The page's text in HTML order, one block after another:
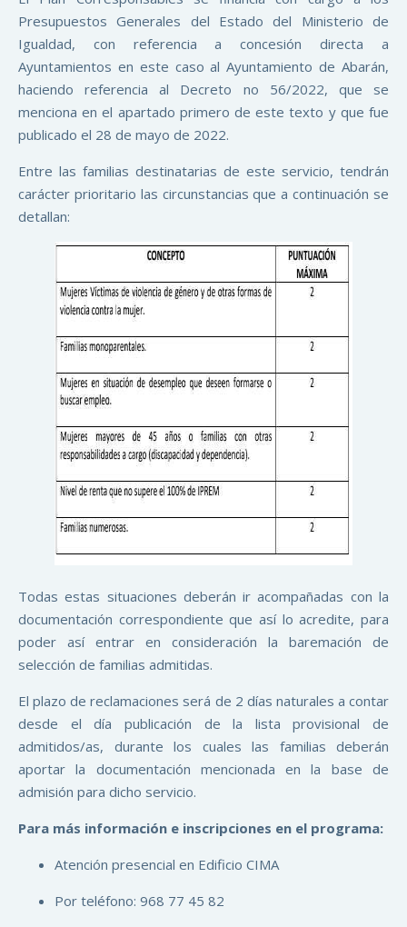
Presupuestos Generales del Estado del Ministerio de
Igualdad, con referencia a concesión directa a
Ayuntamientos en este caso al Ayuntamiento de Abarán,
haciendo referencia al Decreto no 56/2022, que se
menciona en el apartado primero de este texto y que fue
publicado el 28 de mayo de 2022.
Entre las familias destinatarias de este servicio, tendrán
carácter prioritario las circunstancias que a continuación se
detallan:
Todas estas situaciones deberán ir acompañadas con la
documentación correspondiente que así lo acredite, para
poder así entrar en consideración la baremación de
selección de familias admitidas.
El plazo de reclamaciones será de 2 días naturales a contar
desde el día publicación de la lista provisional de
admitidos/as, durante los cuales las familias deberán
aportar la documentación mencionada en la base de
admisión para dicho servicio.
Para más información e inscripciones en el programa:
Atención presencial en Edificio CIMA
Por teléfono: 968 77 45 82